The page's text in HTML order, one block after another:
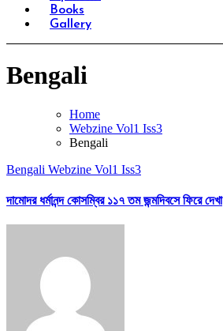
Books
Gallery
Bengali
Home
Webzine Vol1 Iss3
Bengali
Bengali Webzine Vol1 Iss3
দামোদর ধর্মানন্দ কোসম্বির ১১৭ তম জন্মদিবসে ফিরে দেখা